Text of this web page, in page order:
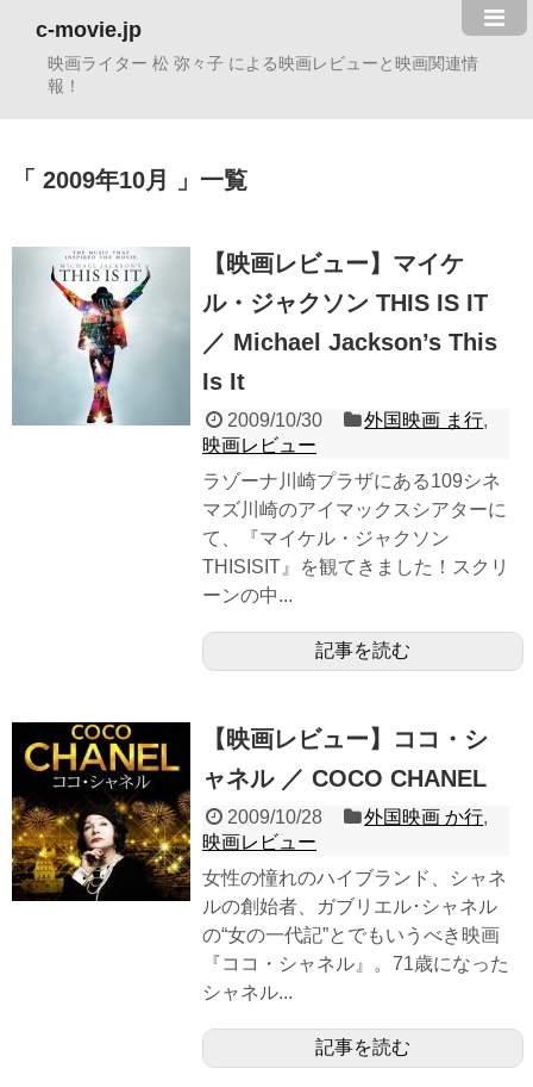
c-movie.jp
映画ライター 松 弥々子 による映画レビューと映画関連情
報！
2009年10月 一覧
【映画レビュー】マイケ
ル・ジャクソン THIS IS IT
／ Michael Jackson’s This
Is It
2009/10/30 外国映画 ま行,
映画レビュー
ラゾーナ川崎プラザにある109シネ
マズ川崎のアイマックスシアターに
て、『マイケル・ジャクソン
THISISIT』を観てきました！スクリ
ーンの中...
記事を読む
【映画レビュー】ココ・シ
ャネル ／ COCO CHANEL
2009/10/28 外国映画 か行,
映画レビュー
女性の憧れのハイブランド、シャネ
ルの創始者、ガブリエル･シャネル
の“女の一代記”とでもいうべき映画
『ココ・シャネル』。71歳になった
シャネル...
記事を読む